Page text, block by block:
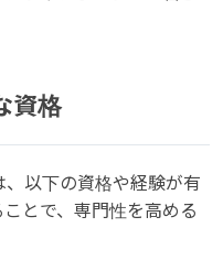
資格
以下の資格や経験が有
とで、専門性を高める